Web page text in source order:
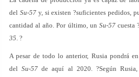
del Su-57y, si existen ?suficientes pedidos,
cantidad al año. Por último, un Su-57cuesta
35. ?
A pesar de todo lo anterior, Rusia pondrá
delSu-57 de aquí al 2020. ?Según